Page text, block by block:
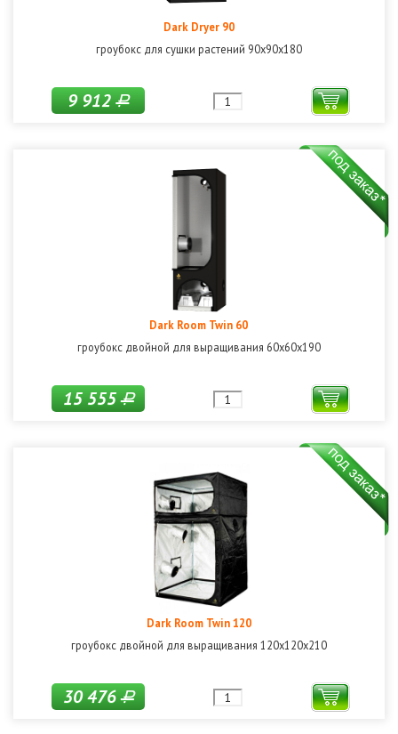
Dark Dryer 90
гроубокс для сушки растений 90x90x180
9 912Р
Dark Room Twin 60
гроубокс двойной для выращивания 60x60x190
15 555Р
Dark Room Twin 120
гроубокс двойной для выращивания 120х120х210
30 476Р